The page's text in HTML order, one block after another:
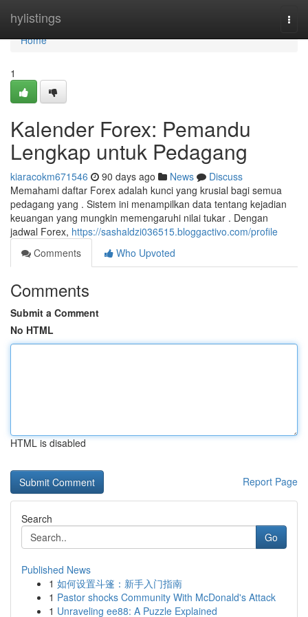
hylistings
Home
Home
1
Kalender Forex: Pemandu
Lengkap untuk Pedagang
kiaracokm671546 90 days ago News
Discuss
Memahami daftar Forex adalah kunci yang krusial bagi semua
pedagang yang . Sistem ini menampilkan data tentang kejadian
keuangan yang mungkin memengaruhi nilai tukar . Dengan
jadwal Forex, https://sashaldzi036515.bloggactivo.com/profile
Comments
Who Upvoted
Comments
Submit a Comment
No HTML
HTML is disabled
Report Page
Search
Go
Published News
1 如何设置斗篷：新手入门指南
1 Pastor shocks Community With McDonald's Attack
1 Unraveling ee88: A Puzzle Explained